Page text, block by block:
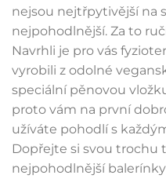
nejsou nejtřpytivější na
nejpohodlnější. Za to
Navrhli je pro vás
vyrobili z odolné
speciální pěnovou
proto vám na první
užíváte pohodlí s
Dopřejte si svou trochu
nejpohodlnější